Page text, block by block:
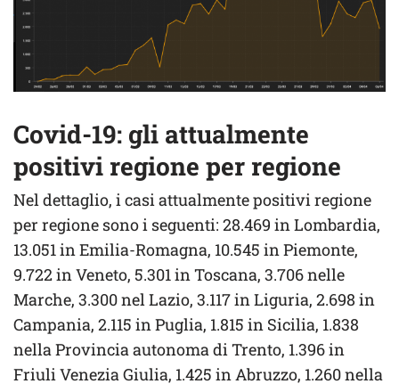
Covid-19: gli attualmente
positivi regione per regione
Nel dettaglio, i casi attualmente positivi regione
per regione sono i seguenti: 28.469 in Lombardia,
13.051 in Emilia-Romagna, 10.545 in Piemonte,
9.722 in Veneto, 5.301 in Toscana, 3.706 nelle
Marche, 3.300 nel Lazio, 3.117 in Liguria, 2.698 in
Campania, 2.115 in Puglia, 1.815 in Sicilia, 1.838
nella Provincia autonoma di Trento, 1.396 in
Friuli Venezia Giulia, 1.425 in Abruzzo, 1.260 nella